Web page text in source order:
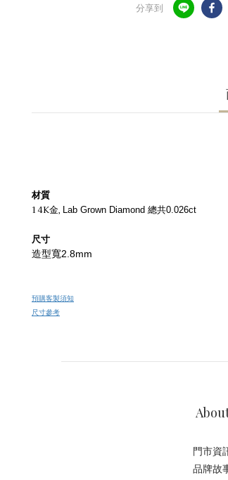
分享到
材質
14K金, Lab Grown Diamond 總共0.026ct
尺寸
造型寬2.8mm
預購客製須知
尺寸參考
門市資
品牌故